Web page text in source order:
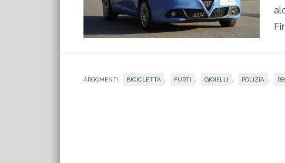
ARGOMENTI: BICICLETTA FURTI GIOIELLI POLIZIA